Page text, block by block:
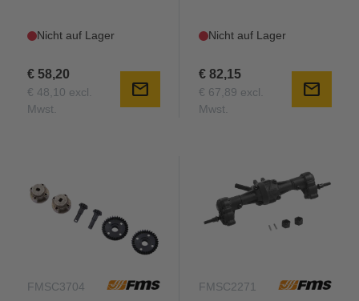
Nicht auf Lager
€ 58,20
€ 48,10 excl.
Mwst.
mail
Nicht auf Lager
€ 82,15
€ 67,89 excl.
Mwst.
mail
FMSC3704 FMSC2271